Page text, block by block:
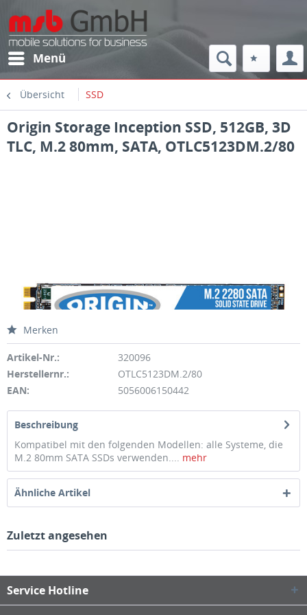
Menü
Übersicht SSD
Origin Storage Inception SSD, 512GB, 3D
TLC, M.2 80mm, SATA, OTLC5123DM.2/80
Merken
Artikel-Nr.:
320096
Herstellernr.:
OTLC5123DM.2/80
EAN:
5056006150442
Beschreibung
Kompatibel mit den folgenden Modellen: alle Systeme, die
M.2 80mm SATA SSDs verwenden.... mehr
Ähnliche Artikel
Zuletzt angesehen
Service Hotline